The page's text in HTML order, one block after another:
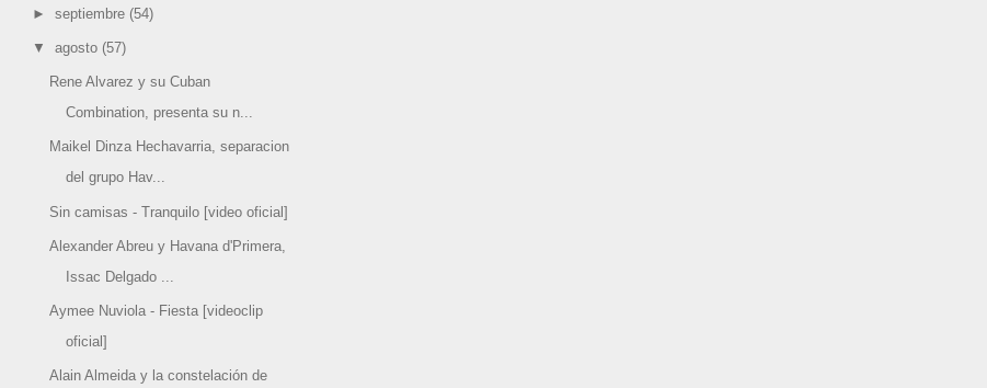
► septiembre (54)
▼ agosto (57)
Rene Alvarez y su Cuban
Combination, presenta su n...
Maikel Dinza Hechavarria, separacion
del grupo Hav...
Sin camisas - Tranquilo [video oficial]
Alexander Abreu y Havana d'Primera,
Issac Delgado ...
Aymee Nuviola - Fiesta [videoclip
oficial]
Alain Almeida y la constelación de